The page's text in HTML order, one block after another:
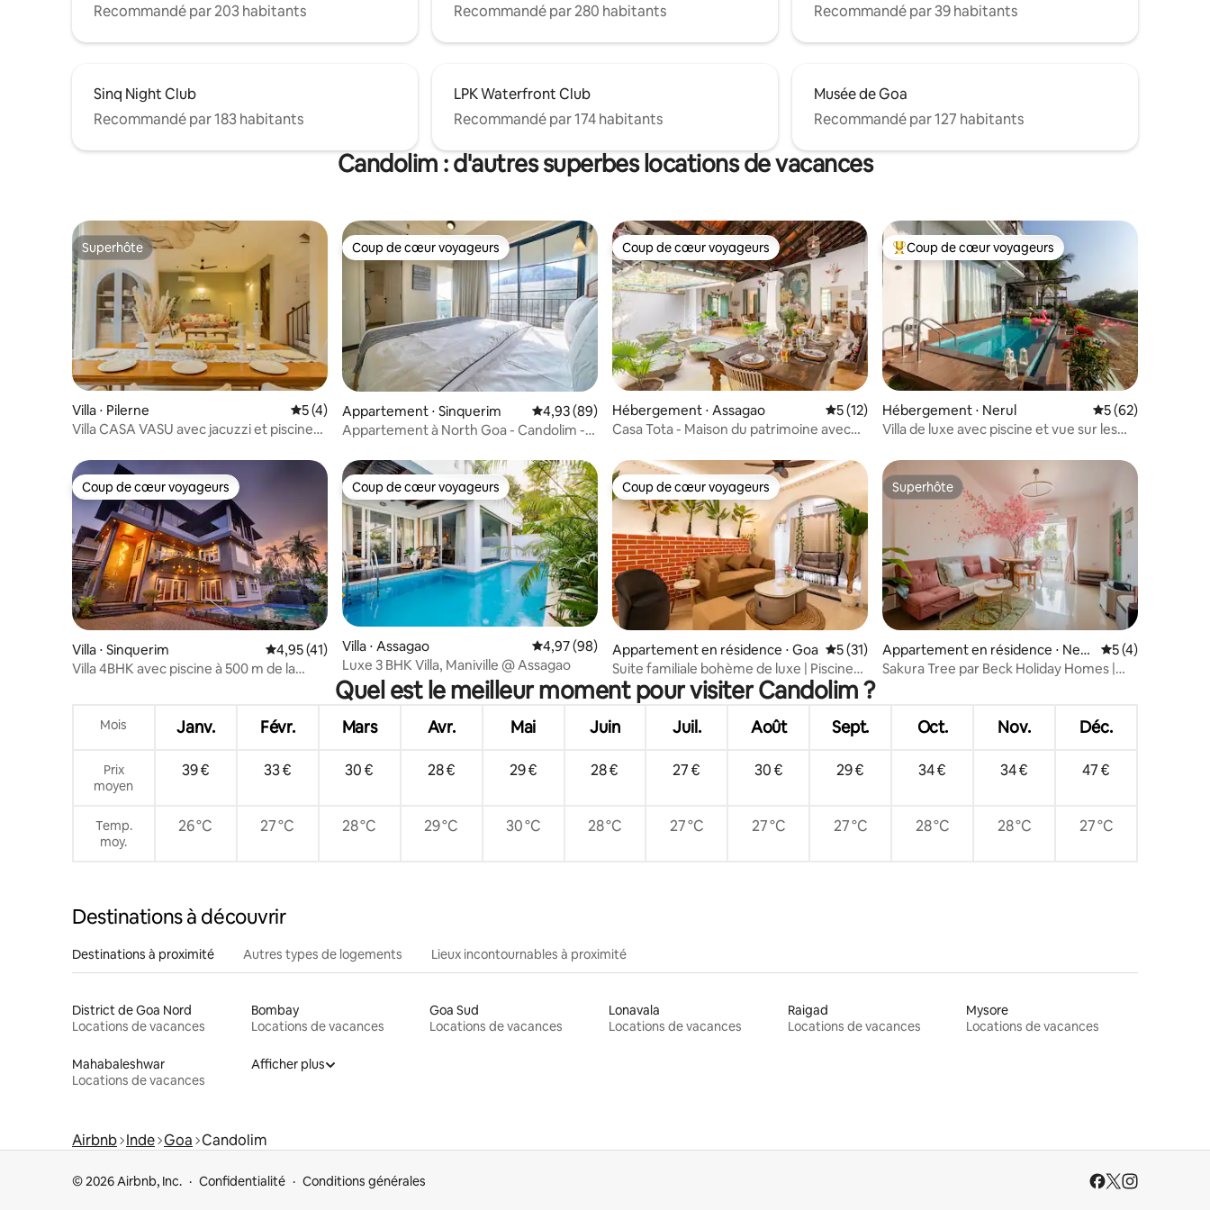
Recommandé par 203 habitants
Recommandé par 280 habitants
Recommandé par 39 habitants
Sinq Night Club
Recommandé par 183 habitants
LPK Waterfront Club
Recommandé par 174 habitants
Musée de Goa
Recommandé par 127 habitants
Candolim : d'autres superbes locations de vacances
Superhôte
Superhôte
Villa ⋅ Pilerne Évaluation moyenne sur la base de 4 commentaires : 5 sur 5
5 (4)
Villa CASA VASU avec jacuzzi et piscine
Coup de cœur voyageurs
Coup de cœur voyageurs
Appartement ⋅ Sinquerim Évaluation moyenne sur la base de 89 commentaires : 4,93 sur 5
4,93 (89)
Appartement à North Goa - Candolim -
Coup de cœur voyageurs
Coup de cœur voyageurs
Hébergement ⋅ Assagao Évaluation moyenne sur la base de 12 commentaires : 5 sur 5
5 (12)
Casa Tota - Maison du patrimoine avec
Coups de cœur voyageurs les plus appréciés
Coup de cœur voyageurs
Hébergement ⋅ Nerul Évaluation
5 (62)
Villa de luxe avec piscine et vue sur les
Coup de cœur voyageurs
Coup de cœur voyageurs
Villa ⋅ Sinquerim Évaluation moyenne sur la base de 41 commentaires : 4,95 sur 5
4,95 (41)
Villa 4BHK avec piscine à 500 m de la
Coup de cœur voyageurs
Coup de cœur voyageurs
Villa ⋅ Assagao Évaluation moyenne sur la base de 98 commentaires : 4,97 sur 5
4,97 (98)
Luxe 3 BHK Villa, Maniville @ Assagao
Coup de cœur voyageurs
Coup de cœur voyageurs
Appartement en résidence ⋅ Goa Évaluation moyenne sur la base de 31 commentaires : 5 sur 5
5 (31)
Suite familiale bohème de luxe | Piscine
intérieure | Près de la plage
Superhôte
Superhôte
Appartement en résidence ⋅ Neru
l
Évaluation
5 (4)
Sakura Tree par Beck Holiday Homes |
Quel est le meilleur moment pour visiter Candolim ?
Mois Janv. Févr. Mars Avr. Mai Juin Juil. Août Sept. Oct. Nov. Déc.
Prix
moyen
39 € 33 € 30 € 28 € 29 € 28 € 27 € 30 € 29 € 34 € 34 € 47 €
Temp.
moy.
26 °C 27 °C 28 °C 29 °C 30 °C 28 °C 27 °C 27 °C 27 °C 28 °C 28 °C 27 °C
Destinations à découvrir
Destinations à proximité Autres types de logements Lieux incontournables à proximité
District de Goa Nord
Locations de vacances
Bombay
Locations de vacances
Goa Sud
Locations de vacances
Lonavala
Locations de vacances
Raigad
Locations de vacances
Mysore
Locations de vacances
Mahabaleshwar
Locations de vacances
Afficher plus
Airbnb Inde Goa Candolim
© 2026 Airbnb, Inc. Confidentialité Conditions générales